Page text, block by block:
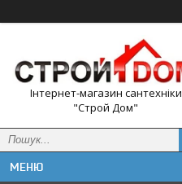
Інтернет-магазин сантехніки
"Строй Дом"